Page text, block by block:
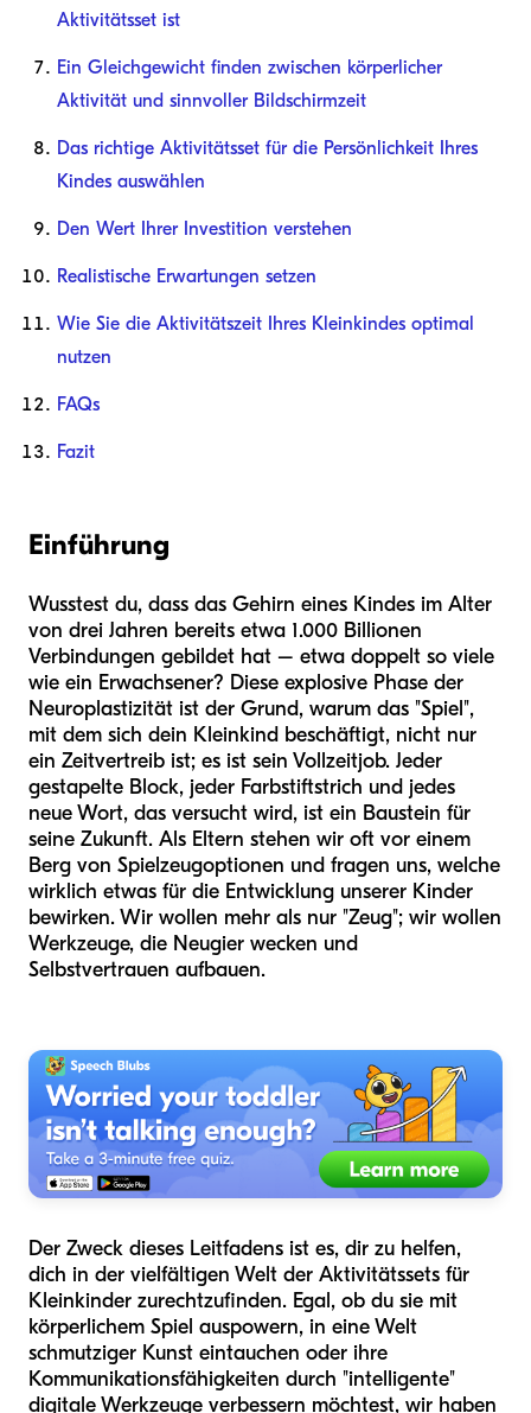
Aktivitätsset ist
Ein Gleichgewicht finden zwischen körperlicher
Aktivität und sinnvoller Bildschirmzeit
Das richtige Aktivitätsset für die Persönlichkeit Ihres
Kindes auswählen
Den Wert Ihrer Investition verstehen
Realistische Erwartungen setzen
Wie Sie die Aktivitätszeit Ihres Kleinkindes optimal
nutzen
FAQs
Fazit
Einführung
Wusstest du, dass das Gehirn eines Kindes im Alter
von drei Jahren bereits etwa 1.000 Billionen
Verbindungen gebildet hat – etwa doppelt so viele
wie ein Erwachsener? Diese explosive Phase der
Neuroplastizität ist der Grund, warum das "Spiel",
mit dem sich dein Kleinkind beschäftigt, nicht nur
ein Zeitvertreib ist; es ist sein Vollzeitjob. Jeder
gestapelte Block, jeder Farbstiftstrich und jedes
neue Wort, das versucht wird, ist ein Baustein für
seine Zukunft. Als Eltern stehen wir oft vor einem
Berg von Spielzeugoptionen und fragen uns, welche
wirklich etwas für die Entwicklung unserer Kinder
bewirken. Wir wollen mehr als nur "Zeug"; wir wollen
Werkzeuge, die Neugier wecken und
Selbstvertrauen aufbauen.
Der Zweck dieses Leitfadens ist es, dir zu helfen,
dich in der vielfältigen Welt der Aktivitätssets für
Kleinkinder zurechtzufinden. Egal, ob du sie mit
körperlichem Spiel auspowern, in eine Welt
schmutziger Kunst eintauchen oder ihre
Kommunikationsfähigkeiten durch "intelligente"
digitale Werkzeuge verbessern möchtest, wir haben